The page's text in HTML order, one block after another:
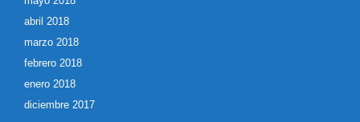
abril 2018
marzo 2018
febrero 2018
enero 2018
diciembre 2017